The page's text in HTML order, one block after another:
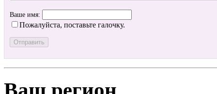
Ваше имя:
Пожалуйста, поставьте галочку.